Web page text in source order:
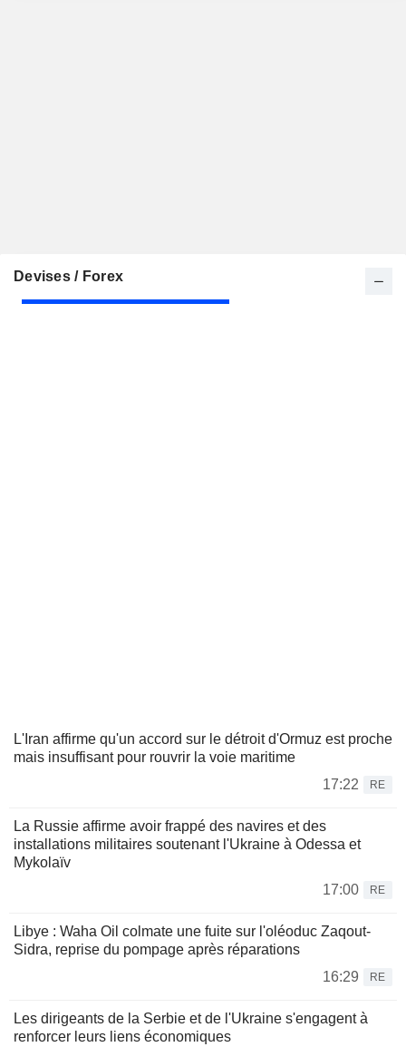
Devises / Forex
L'Iran affirme qu'un accord sur le détroit d'Ormuz est proche
mais insuffisant pour rouvrir la voie maritime
17:22
RE
La Russie affirme avoir frappé des navires et des
installations militaires soutenant l'Ukraine à Odessa et
Mykolaïv
17:00
RE
Libye : Waha Oil colmate une fuite sur l'oléoduc Zaqout-
Sidra, reprise du pompage après réparations
16:29
RE
Les dirigeants de la Serbie et de l'Ukraine s'engagent à
renforcer leurs liens économiques